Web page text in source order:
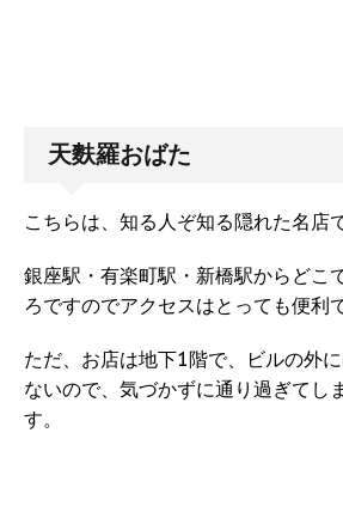
天麩羅おばた
こちらは、知る人ぞ知る隠れた名店
銀座駅・有楽町駅・新橋駅からどこ
ろですのでアクセスはとっても便利で
ただ、お店は地下1階で、ビルの外
ないので、気づかずに通り過ぎてし
す。